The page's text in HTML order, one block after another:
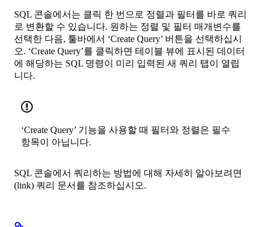
SQL 콘솔에서는 클릭 한 번으로 정렬과 필터를 바로 쿼리
로 변환할 수 있습니다. 원하는 정렬 및 필터 매개변수를
선택한 다음, 툴바에서 ‘Create Query’ 버튼을 선택하십시
오. ‘Create Query’를 클릭하면 테이블 뷰에 표시된 데이터
에 해당하는 SQL 명령이 미리 입력된 새 쿼리 탭이 열립
니다.
‘Create Query’ 기능을 사용할 때 필터와 정렬은 필수
항목이 아닙니다.
SQL 콘솔에서 쿼리하는 방법에 대해 자세히 알아보려면
(link) 쿼리 문서를 참조하십시오.